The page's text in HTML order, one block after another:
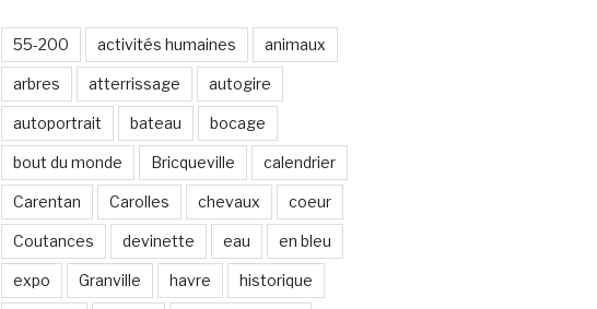
m
l
55-200 activités humaines animaux
arbres atterrissage autogire
autoportrait bateau bocage
bout du monde Bricqueville calendrier
Carentan Carolles chevaux coeur
Coutances devinette eau en bleu
expo Granville havre historique